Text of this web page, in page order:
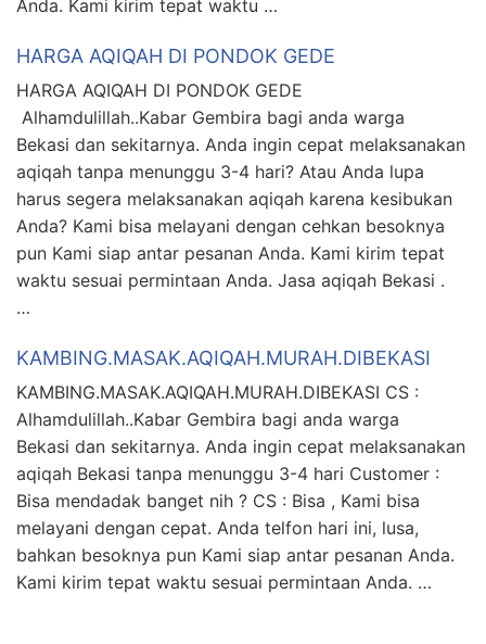
Anda. Kami kirim tepat waktu …
HARGA AQIQAH DI PONDOK GEDE
HARGA AQIQAH DI PONDOK GEDE
Alhamdulillah..Kabar Gembira bagi anda warga
Bekasi dan sekitarnya. Anda ingin cepat melaksanakan
aqiqah tanpa menunggu 3-4 hari? Atau Anda lupa
harus segera melaksanakan aqiqah karena kesibukan
Anda? Kami bisa melayani dengan cehkan besoknya
pun Kami siap antar pesanan Anda. Kami kirim tepat
waktu sesuai permintaan Anda. Jasa aqiqah Bekasi .
…
KAMBING.MASAK.AQIQAH.MURAH.DIBEKASI
KAMBING.MASAK.AQIQAH.MURAH.DIBEKASI CS :
Alhamdulillah..Kabar Gembira bagi anda warga
Bekasi dan sekitarnya. Anda ingin cepat melaksanakan
aqiqah Bekasi tanpa menunggu 3-4 hari Customer :
Bisa mendadak banget nih ? CS : Bisa , Kami bisa
melayani dengan cepat. Anda telfon hari ini, lusa,
bahkan besoknya pun Kami siap antar pesanan Anda.
Kami kirim tepat waktu sesuai permintaan Anda. …